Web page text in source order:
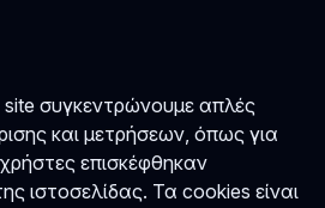
συγκεντρώνουμε απλές
και μετρήσεων, όπως για
επισκέφθηκαν
ιστοσελίδας. Τα cookies είναι